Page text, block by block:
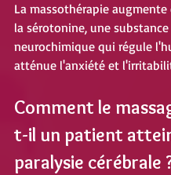
La massothérapie
la sérotonine, une substance
neurochimique qui régule
atténue l'anxiété et
Comment le
t-il un patient
paralysie cérébrale